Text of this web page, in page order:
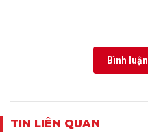
Bình
TIN LIÊN QUAN